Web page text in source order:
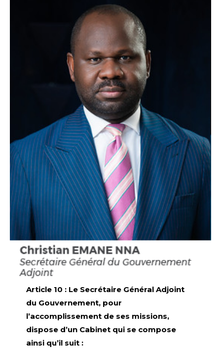
Article 10 : Le Secrétaire Général Adjoint
du Gouvernement, pour
l’accomplissement de ses missions,
dispose d’un Cabinet qui se compose
ainsi qu’il suit :